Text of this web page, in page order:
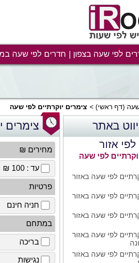
לפי שעה בצפון חדרים לפי שעה
(דף ראשי) צימרים יוקרתיים לפי שעה
באתר
לפי אזור
לפי שעה
לפי שעה באזור
לפי שעה באזור
לפי שעה באזור
לפי שעה באזור
לפי שעה באזור
צימרים
מחירים ₪
עד : 100 ₪
פרטיות
חניה חינם
במתחם
בריכה
נגישות